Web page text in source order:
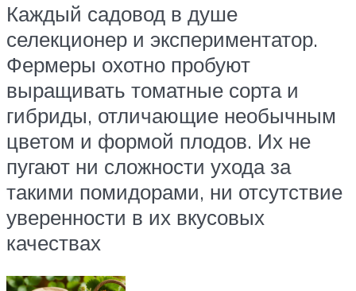
Каждый садовод в душе
селекционер и экспериментатор.
Фермеры охотно пробуют
выращивать томатные сорта и
гибриды, отличающие необычным
цветом и формой плодов. Их не
пугают ни сложности ухода за
такими помидорами, ни отсутствие
уверенности в их вкусовых
качествах